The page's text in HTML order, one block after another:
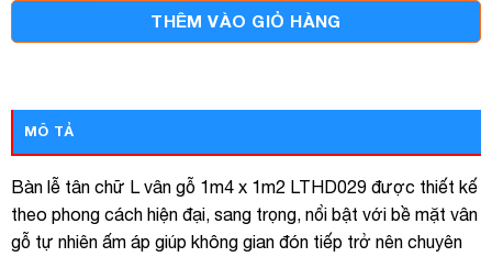
THÊM VÀO GIỎ HÀNG
MÔ TẢ
Bàn lễ tân chữ L vân gỗ 1m4 x 1m2 LTHD029 được thiết kế
theo phong cách hiện đại, sang trọng, nổi bật với bề mặt vân
gỗ tự nhiên ấm áp giúp không gian đón tiếp trở nên chuyên